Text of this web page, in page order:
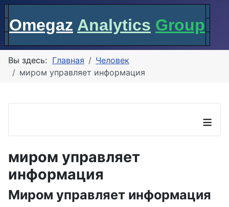
Omegaz Analytics Group
Вы здесь: Главная
Человек
миром управляет информация
≡
миром управляет
информация
Миром управляет информация